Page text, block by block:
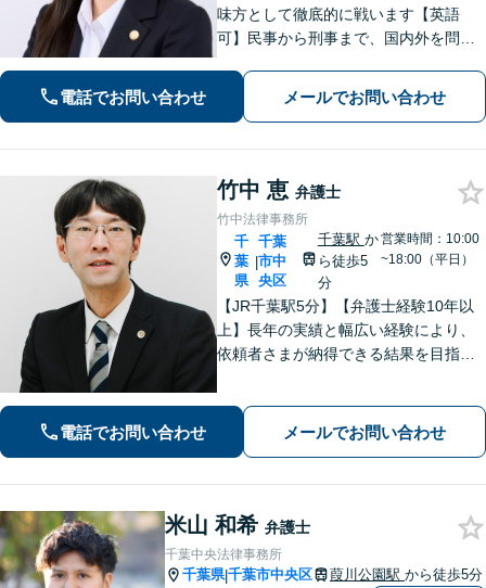
味方として徹底的に戦います【英語
可】民事から刑事まで、国内外を問わ
タル証拠・資産対応】ソーシャルワー
カー兼司法書士と連携【法テラス・WE
電話でお問い合わせ メールでお問い合わせ
竹中 恵 弁護士
竹中法律事務所
千
葉
県
|
千葉
市中
央区
千葉駅 か
ら徒歩5
分
営業時間：10:00
~18:00（平日）
【JR千葉駅5分】【弁護士経験10年以
上】長年の実績と幅広い経験により、
依頼者さまが納得できる結果を目指し
い】オーナーの方からの案件を解決し
た実績多数【初回相談無料】
電話でお問い合わせ メールでお問い合わせ
米山 和希 弁護士
千葉中央法律事務所
千葉県|千葉市中央区 葭川公園駅 から徒歩5分